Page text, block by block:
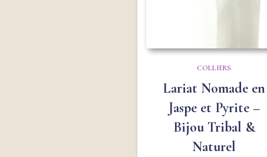
COLLIERS
Lariat Nomade en
Jaspe et Pyrite –
Bijou Tribal &
Naturel